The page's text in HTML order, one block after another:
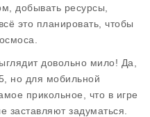
добывать ресурсы,
это планировать, чтобы
довольно мило! Да,
но для мобильной
прикольное, что в игре
заставляют задуматься.